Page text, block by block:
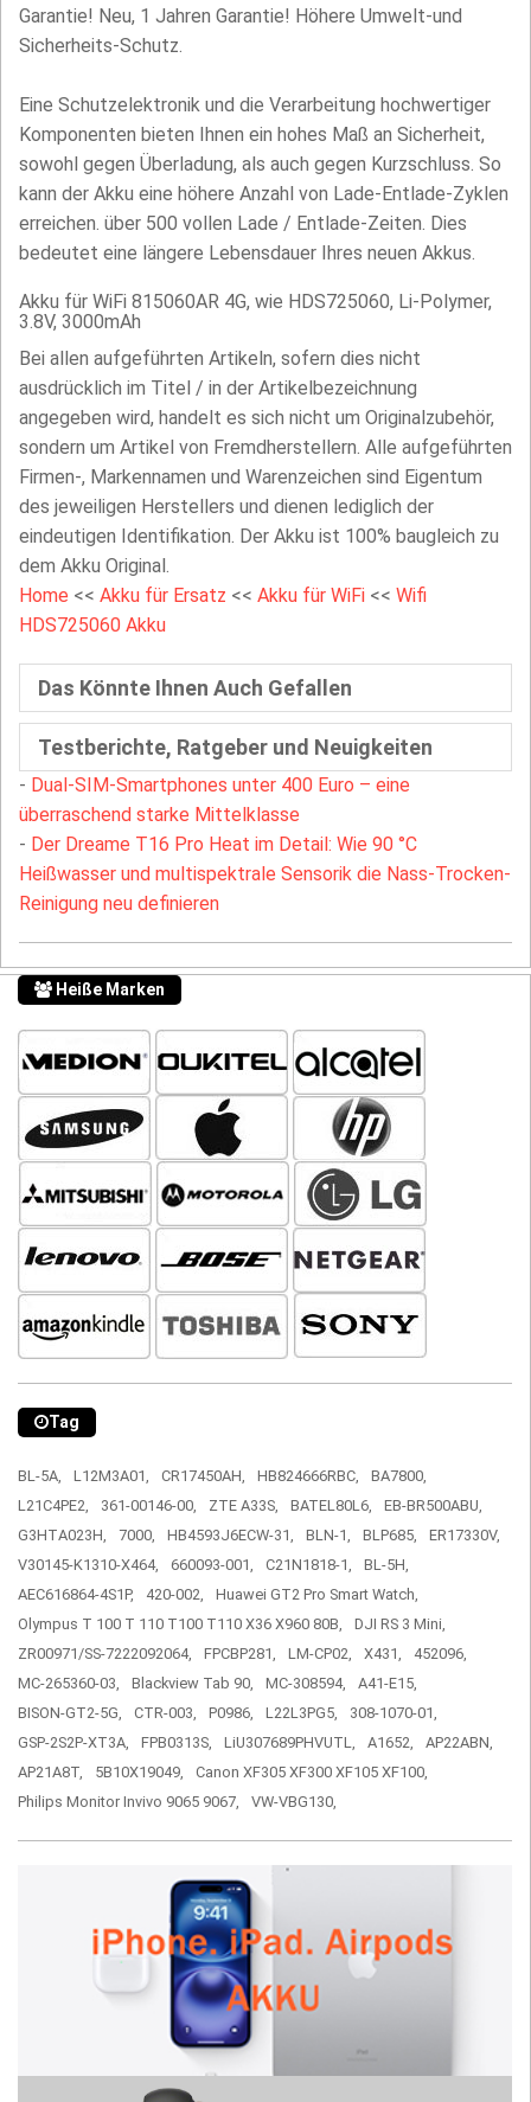
Garantie! Neu, 1 Jahren Garantie! Höhere Umwelt-und
Sicherheits-Schutz.
Eine Schutzelektronik und die Verarbeitung hochwertiger
Komponenten bieten Ihnen ein hohes Maß an Sicherheit,
sowohl gegen Überladung, als auch gegen Kurzschluss. So
kann der Akku eine höhere Anzahl von Lade-Entlade-Zyklen
erreichen. über 500 vollen Lade / Entlade-Zeiten. Dies
bedeutet eine längere Lebensdauer Ihres neuen Akkus.
Akku für WiFi 815060AR 4G, wie HDS725060, Li-Polymer,
3.8V, 3000mAh
Bei allen aufgeführten Artikeln, sofern dies nicht
ausdrücklich im Titel / in der Artikelbezeichnung
angegeben wird, handelt es sich nicht um Originalzubehör,
sondern um Artikel von Fremdherstellern. Alle aufgeführten
Firmen-, Markennamen und Warenzeichen sind Eigentum
des jeweiligen Herstellers und dienen lediglich der
eindeutigen Identifikation. Der Akku ist 100% baugleich zu
dem Akku Original.
Home << Akku für Ersatz << Akku für WiFi << Wifi
HDS725060 Akku
Das Könnte Ihnen Auch Gefallen
Testberichte, Ratgeber und Neuigkeiten
- Dual-SIM-Smartphones unter 400 Euro – eine
überraschend starke Mittelklasse
- Der Dreame T16 Pro Heat im Detail: Wie 90 °C
Heißwasser und multispektrale Sensorik die Nass-Trocken-
Reinigung neu definieren
Heiße Marken
Tag
BL-5A, L12M3A01, CR17450AH, HB824666RBC,
BA7800,
L21C4PE2,
361-00146-00, ZTE A33S, BATEL80L6,
EB-BR500ABU,
G3HTA023H,
7000, HB4593J6ECW-31, BLN-1, BLP685,
ER17330V,
V30145-K1310-X464,
660093-001, C21N1818-1,
BL-5H,
AEC616864-4S1P,
420-002,
Huawei GT2 Pro Smart Watch,
Olympus T 100 T 110 T100 T110 X36 X960 80B,
DJI RS 3 Mini,
ZR00971/SS-7222092064,
FPCBP281, LM-CP02, X431,
452096,
MC-265360-03,
Blackview Tab 90, MC-308594,
A41-E15,
BISON-GT2-5G,
CTR-003, P0986, L22L3PG5,
308-1070-01,
GSP-2S2P-XT3A,
FPB0313S, LiU307689PHVUTL, A1652,
AP22ABN,
AP21A8T,
5B10X19049,
Canon XF305 XF300 XF105 XF100,
Philips Monitor Invivo 9065 9067,
VW-VBG130,